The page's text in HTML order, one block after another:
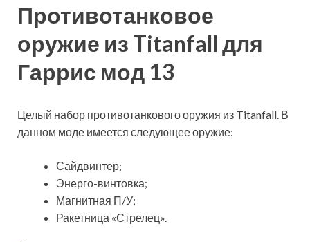
Противотанковое
оружие из Titanfall для
Гаррис мод 13
Целый набор противотанкового оружия из Titanfall. В
данном моде имеется следующее оружие:
Сайдвинтер;
Энерго-винтовка;
Магнитная П/У;
Ракетница «Стрелец».